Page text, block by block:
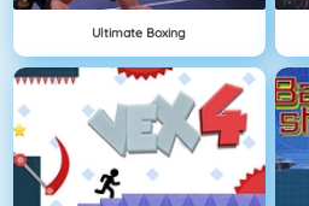
Ultimate Boxing